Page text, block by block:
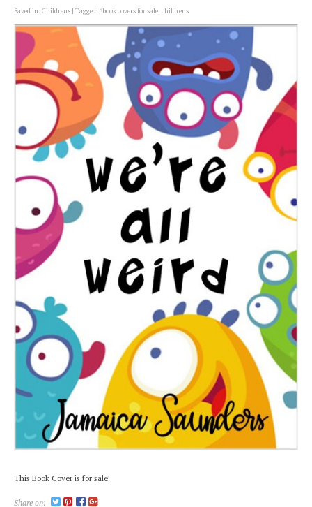
Saved in:Childrens Tagged:*book covers for sale, childrens
This Book Cover is for sale!
Share on: